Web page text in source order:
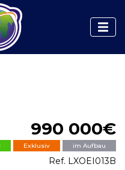
990 000€
Exklusiv im Aufbau
Ref. LXOEI013B